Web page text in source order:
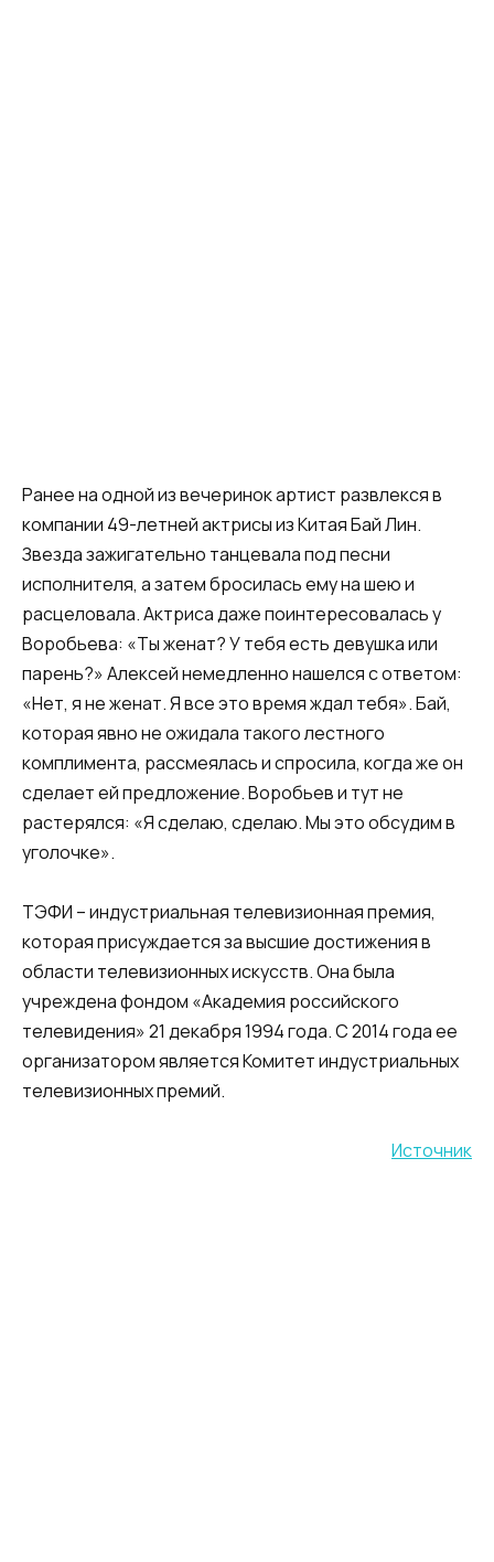
Ранее на одной из вечеринок артист развлекся в
компании 49-летней актрисы из Китая Бай Лин.
Звезда зажигательно танцевала под песни
исполнителя, а затем бросилась ему на шею и
расцеловала. Актриса даже поинтересовалась у
Воробьева: «Ты женат? У тебя есть девушка или
парень?» Алексей немедленно нашелся с ответом:
«Нет, я не женат. Я все это время ждал тебя». Бай,
которая явно не ожидала такого лестного
комплимента, рассмеялась и спросила, когда же он
сделает ей предложение. Воробьев и тут не
растерялся: «Я сделаю, сделаю. Мы это обсудим в
уголочке».
ТЭФИ – индустриальная телевизионная премия,
которая присуждается за высшие достижения в
области телевизионных искусств. Она была
учреждена фондом «Академия российского
телевидения» 21 декабря 1994 года. С 2014 года ее
организатором является Комитет индустриальных
телевизионных премий.
Источник